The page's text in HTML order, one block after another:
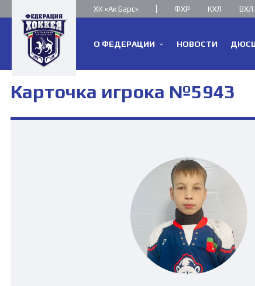
ХК «Ак Барс» ФХР КХЛ ВХЛ
О ФЕДЕРАЦИИ НОВОСТИ
Карточка игрока №5943